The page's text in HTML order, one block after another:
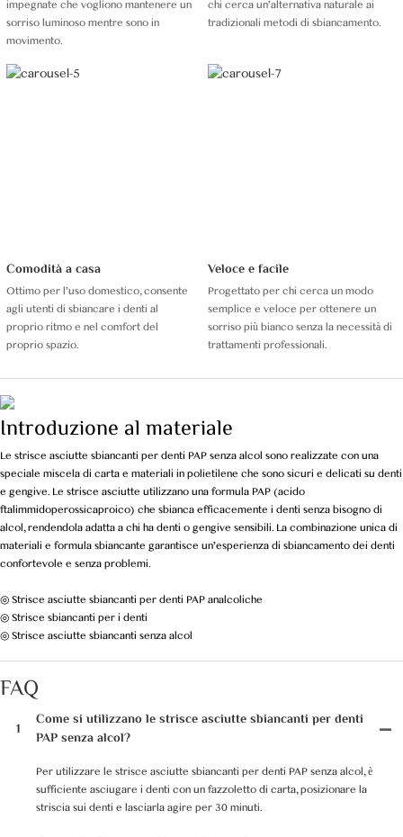
impegnate che vogliono mantenere un
sorriso luminoso mentre sono in
movimento.
chi cerca un'alternativa naturale ai
tradizionali metodi di sbiancamento.
Comodità a casa
Ottimo per l'uso domestico, consente
agli utenti di sbiancare i denti al
proprio ritmo e nel comfort del
proprio spazio.
Veloce e facile
Progettato per chi cerca un modo
semplice e veloce per ottenere un
sorriso più bianco senza la necessità di
trattamenti professionali.
Introduzione al materiale
Le strisce asciutte sbiancanti per denti PAP senza alcol sono realizzate con una
speciale miscela di carta e materiali in polietilene che sono sicuri e delicati su denti
e gengive. Le strisce asciutte utilizzano una formula PAP (acido
ftalimmidoperossicaproico) che sbianca efficacemente i denti senza bisogno di
alcol, rendendola adatta a chi ha denti o gengive sensibili. La combinazione unica di
materiali e formula sbiancante garantisce un'esperienza di sbiancamento dei denti
confortevole e senza problemi.
◎ Strisce asciutte sbiancanti per denti PAP analcoliche
◎ Strisce sbiancanti per i denti
◎ Strisce asciutte sbiancanti senza alcol
FAQ
1
Come si utilizzano le strisce asciutte sbiancanti per denti
PAP senza alcol?
Per utilizzare le strisce asciutte sbiancanti per denti PAP senza alcol, è
sufficiente asciugare i denti con un fazzoletto di carta, posizionare la
striscia sui denti e lasciarla agire per 30 minuti.